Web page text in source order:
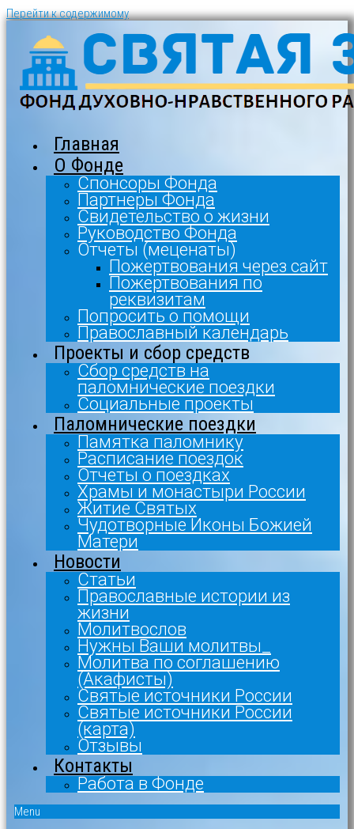
Перейти к содержимому
Главная
О Фонде
Спонсоры Фонда
Партнеры Фонда
Свидетельство о жизни
Руководство Фонда
Отчеты (меценаты)
Пожертвования через сайт
Пожертвования по
реквизитам
Попросить о помощи
Православный календарь
Проекты и сбор средств
Сбор средств на
паломнические поездки
Социальные проекты
Паломнические поездки
Памятка паломнику
Расписание поездок
Отчеты о поездках
Храмы и монастыри России
Житие Святых
Чудотворные Иконы Божией
Матери
Новости
Статьи
Православные истории из
жизни
Молитвослов
Нужны Ваши молитвы_
Молитва по соглашению
(Акафисты)
Святые источники России
Святые источники России
(карта)
Отзывы
Контакты
Работа в Фонде
Menu